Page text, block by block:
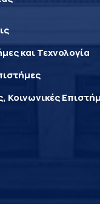
και Τεχνολογία
Κοινωνικές